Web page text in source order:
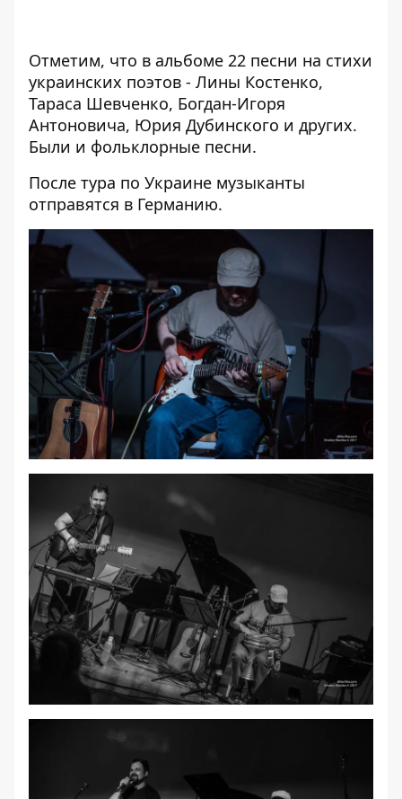
Отметим, что в альбоме 22 песни на стихи
украинских поэтов - Лины Костенко,
Тараса Шевченко, Богдан-Игоря
Антоновича, Юрия Дубинского и других.
Были и фольклорные песни.
После тура по Украине музыканты
отправятся в Германию.